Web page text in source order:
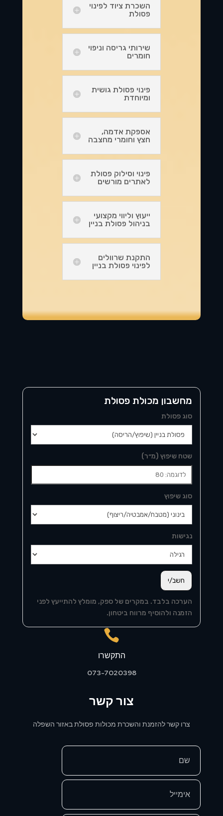
השכרת ציוד לפינוי
פסולת
שירותי גריסה וניפוי
חומרים
פינוי פסולת גושית
ומיוחדת
אספקת אדמה,
חצץ וחומרי מחצבה
פינוי וסילוק פסולת
לאתרים מורשים
ייעוץ וליווי מקצועי
בניהול פסולת בניין
התקנת שרוולים
לפינוי פסולת בניין
מחשבון מכולת פסולת
סוג פסולת
שטח שיפוץ (מ״ר)
סוג שיפוץ
נגישות
חשב/י
הערכה בלבד. במקרים של ספק, מומלץ להתייעץ לפני
הזמנה ולהוסיף מרווח ביטחון.

התקשרו
073-7020398
צור קשר
צרו קשר להזמנת והשכרת מכולות פסולת באזור השפלה